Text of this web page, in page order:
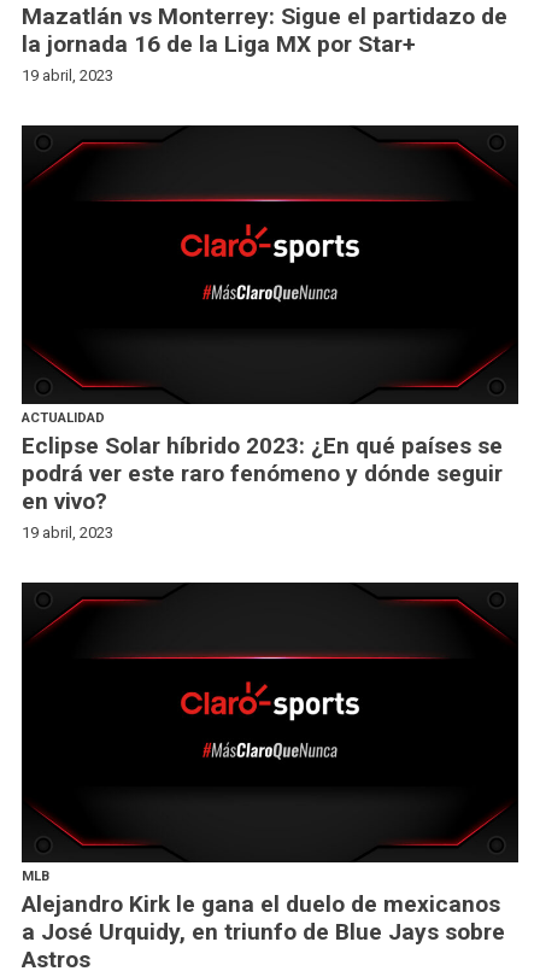
Mazatlán vs Monterrey: Sigue el partidazo de
la jornada 16 de la Liga MX por Star+
19 abril, 2023
ACTUALIDAD
Eclipse Solar híbrido 2023: ¿En qué países se
podrá ver este raro fenómeno y dónde seguir
en vivo?
19 abril, 2023
MLB
Alejandro Kirk le gana el duelo de mexicanos
a José Urquidy, en triunfo de Blue Jays sobre
Astros